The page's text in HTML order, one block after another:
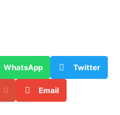
WhatsApp Twitter
0 Email